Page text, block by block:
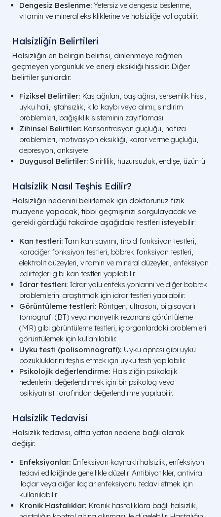
Dengesiz Beslenme: Yetersiz ve dengesiz beslenme,
vitamin ve mineral eksikliklerine ve halsizliğe yol açabilir.
Halsizliğin Belirtileri
Halsizliğin en belirgin belirtisi, dinlenmeye rağmen
geçmeyen yorgunluk ve enerji eksikliği hissidir. Diğer
belirtiler şunlardır:
Fiziksel Belirtiler: Kas ağrıları, baş ağrısı, sersemlik hissi,
uyku hali, iştahsızlık, kilo kaybı veya alımı, sindirim
problemleri, bağışıklık sisteminin zayıflaması
Zihinsel Belirtiler: Konsantrasyon güçlüğü, hafıza
problemleri, motivasyon eksikliği, karar verme güçlüğü,
depresyon, anksiyete
Duygusal Belirtiler: Sinirlilik, huzursuzluk, endişe, üzüntü
Halsizlik Nasıl Teşhis Edilir?
Halsizliğin nedenini belirlemek için doktorunuz fizik
muayene yapacak, tıbbi geçmişinizi sorgulayacak ve
gerekli gördüğü takdirde aşağıdaki testleri isteyebilir:
Kan testleri: Tam kan sayımı, tiroid fonksiyon testleri,
karaciğer fonksiyon testleri, böbrek fonksiyon testleri,
elektrolit düzeyleri, vitamin ve mineral düzeyleri, enfeksiyon
belirteçleri gibi kan testleri yapılabilir.
İdrar testleri: İdrar yolu enfeksiyonlarını ve diğer böbrek
problemlerini araştırmak için idrar testleri yapılabilir.
Görüntüleme testleri: Röntgen, ultrason, bilgisayarlı
tomografi (BT) veya manyetik rezonans görüntüleme
(MR) gibi görüntüleme testleri, iç organlardaki problemleri
görüntülemek için kullanılabilir.
Uyku testi (polisomnografi): Uyku apnesi gibi uyku
bozukluklarını teşhis etmek için uyku testi yapılabilir.
Psikolojik değerlendirme: Halsizliğin psikolojik
nedenlerini değerlendirmek için bir psikolog veya
psikiyatrist tarafından değerlendirme yapılabilir.
Halsizlik Tedavisi
Halsizlik tedavisi, altta yatan nedene bağlı olarak
değişir.
Enfeksiyonlar: Enfeksiyon kaynaklı halsizlik, enfeksiyon
tedavi edildiğinde genellikle düzelir. Antibiyotikler, antiviral
ilaçlar veya diğer ilaçlar enfeksiyonu tedavi etmek için
kullanılabilir.
Kronik Hastalıklar: Kronik hastalıklara bağlı halsizlik,